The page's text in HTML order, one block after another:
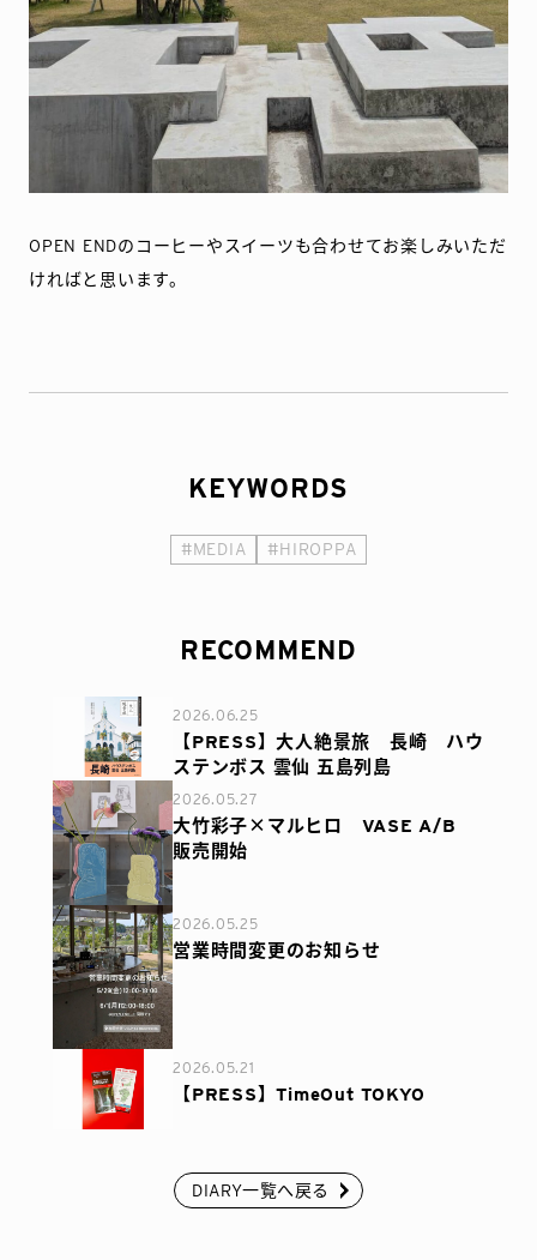
OPEN ENDのコーヒーやスイーツも合わせてお楽しみいただ
ければと思います。
KEYWORDS
#MEDIA #HIROPPA
RECOMMEND
2026.06.25
【PRESS】大人絶景旅 長崎 ハウ
ステンボス 雲仙 五島列島
2026.05.27
大竹彩子×マルヒロ VASE A/B
販売開始
2026.05.25
営業時間変更のお知らせ
2026.05.21
【PRESS】TimeOut TOKYO
DIARY一覧へ戻る